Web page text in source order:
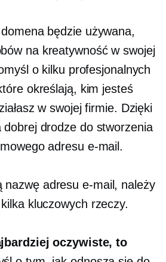
będzie używana,
na kreatywność w swojej
o kilku profesjonalnych
określają, kim jesteś
w swojej firmie. Dzięki
drodze do stworzenia
adresu e-mail.
nazwę adresu e-mail, należy
kluczowych rzeczy.
oczywiste, to